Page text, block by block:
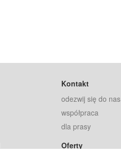
Kontakt
odezwij się do nas
współpraca
dla prasy
Oferty